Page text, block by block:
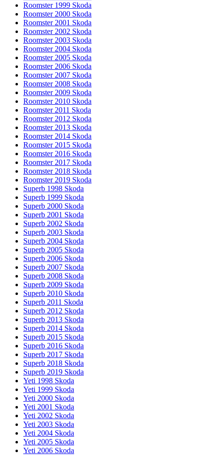
Roomster 1999 Skoda
Roomster 2000 Skoda
Roomster 2001 Skoda
Roomster 2002 Skoda
Roomster 2003 Skoda
Roomster 2004 Skoda
Roomster 2005 Skoda
Roomster 2006 Skoda
Roomster 2007 Skoda
Roomster 2008 Skoda
Roomster 2009 Skoda
Roomster 2010 Skoda
Roomster 2011 Skoda
Roomster 2012 Skoda
Roomster 2013 Skoda
Roomster 2014 Skoda
Roomster 2015 Skoda
Roomster 2016 Skoda
Roomster 2017 Skoda
Roomster 2018 Skoda
Roomster 2019 Skoda
Superb 1998 Skoda
Superb 1999 Skoda
Superb 2000 Skoda
Superb 2001 Skoda
Superb 2002 Skoda
Superb 2003 Skoda
Superb 2004 Skoda
Superb 2005 Skoda
Superb 2006 Skoda
Superb 2007 Skoda
Superb 2008 Skoda
Superb 2009 Skoda
Superb 2010 Skoda
Superb 2011 Skoda
Superb 2012 Skoda
Superb 2013 Skoda
Superb 2014 Skoda
Superb 2015 Skoda
Superb 2016 Skoda
Superb 2017 Skoda
Superb 2018 Skoda
Superb 2019 Skoda
Yeti 1998 Skoda
Yeti 1999 Skoda
Yeti 2000 Skoda
Yeti 2001 Skoda
Yeti 2002 Skoda
Yeti 2003 Skoda
Yeti 2004 Skoda
Yeti 2005 Skoda
Yeti 2006 Skoda